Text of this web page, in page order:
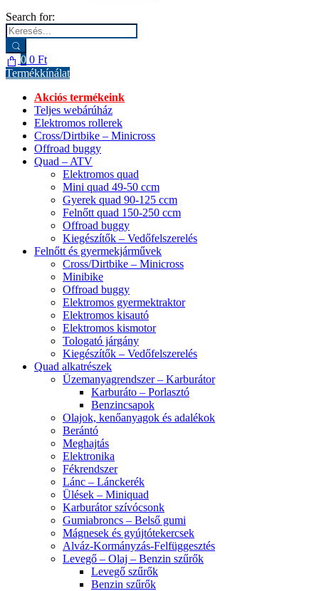
Search for:
0 0 Ft
Termékkínálat
Akciós termékeink
Teljes webárúház
Elektromos rollerek
Cross/Dirtbike – Minicross
Offroad buggy
Quad – ATV
Elektromos quad
Mini quad 49-50 ccm
Gyerek quad 90-125 ccm
Felnőtt quad 150-250 ccm
Offroad buggy
Kiegészítők – Vedőfelszerelés
Felnőtt és gyermekjárművek
Cross/Dirtbike – Minicross
Minibike
Offroad buggy
Elektromos gyermektraktor
Elektromos kisautó
Elektromos kismotor
Tologató járgány
Kiegészítők – Vedőfelszerelés
Quad alkatrészek
Üzemanyagrendszer – Karburátor
Karburáto – Porlasztó
Benzincsapok
Olajok, kenőanyagok és adalékok
Berántó
Meghajtás
Elektronika
Fékrendszer
Lánc – Lánckerék
Ülések – Miniquad
Karburátor szívócsonk
Gumiabroncs – Belső gumi
Mágnesek és gyújtótekercsek
Alváz-Kormányzás-Felfüggesztés
Levegő – Olaj – Benzin szűrők
Levegő szűrők
Benzin szűrők